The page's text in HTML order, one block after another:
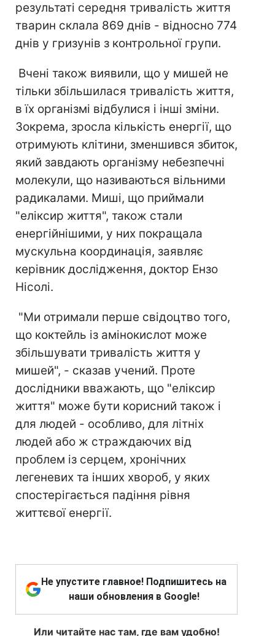
результаті середня тривалість життя
тварин склала 869 днів - відносно 774
днів у гризунів з контрольної групи.
Вчені також виявили, що у мишей не
тільки збільшилася тривалість життя,
в їх організмі відбулися і інші зміни.
Зокрема, зросла кількість енергії, що
отримують клітини, зменшився збиток,
який завдають організму небезпечні
молекули, що називаються вільними
радикалами. Миші, що приймали
"еліксир життя", також стали
енергійнішими, у них покращала
мускульна координація, заявляє
керівник дослідження, доктор Ензо
Нісолі.
"Ми отримали перше свідоцтво того,
що коктейль із амінокислот може
збільшувати тривалість життя у
мишей", - сказав учений. Проте
дослідники вважають, що "еліксир
життя" може бути корисний також і
для людей - особливо, для літніх
людей або ж страждаючих від
проблем із серцем, хронічних
легеневих та інших хвороб, у яких
спостерігається падіння рівня
життєвої енергії.
Не упустите главное! Подпишитесь на
наши обновления в Google!
Или читайте нас там, где вам удобно!